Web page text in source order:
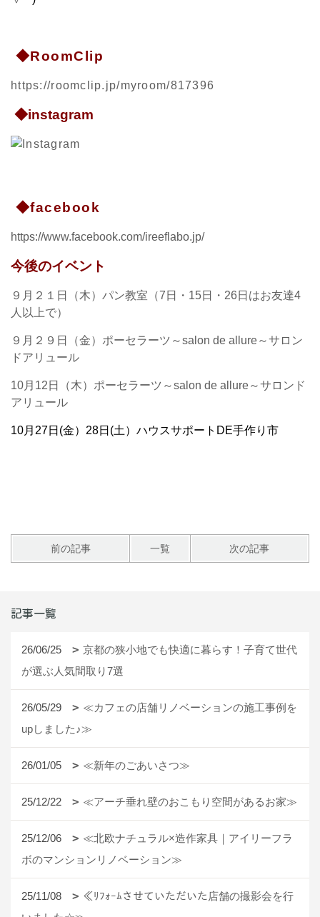
◆RoomClip
https://roomclip.jp/myroom/817396
◆instagram
◆facebook
https://www.facebook.com/ireeflabo.jp/
今後のイベント
９ 月２１日（木）パン教室（7日・15日・26日はお友達4
人以上で）
９月２９日（金）ポーセラーツ～salon de allure～サロン
ドアリュール
10月12日（木）ポーセラーツ～salon de allure～サロンド
アリュール
10月27日(金）28日(土）ハウスサポートDE手作り市
前の記事 一覧 次の記事
記事一覧
26/06/25
京都の狭小地でも快適に暮らす！子育て世代
が選ぶ人気間取り7選
26/05/29
≪カフェの店舗リノベーションの施工事例を
upしました♪≫
26/01/05 ≪新年のごあいさつ≫
25/12/22 ≪アーチ垂れ壁のおこもり空間があるお家≫
25/12/06
≪北欧ナチュラル×造作家具｜アイリーフラ
ボのマンションリノベーション≫
25/11/08
≪ﾘﾌｫｰﾑさせていただいた店舗の撮影会を行